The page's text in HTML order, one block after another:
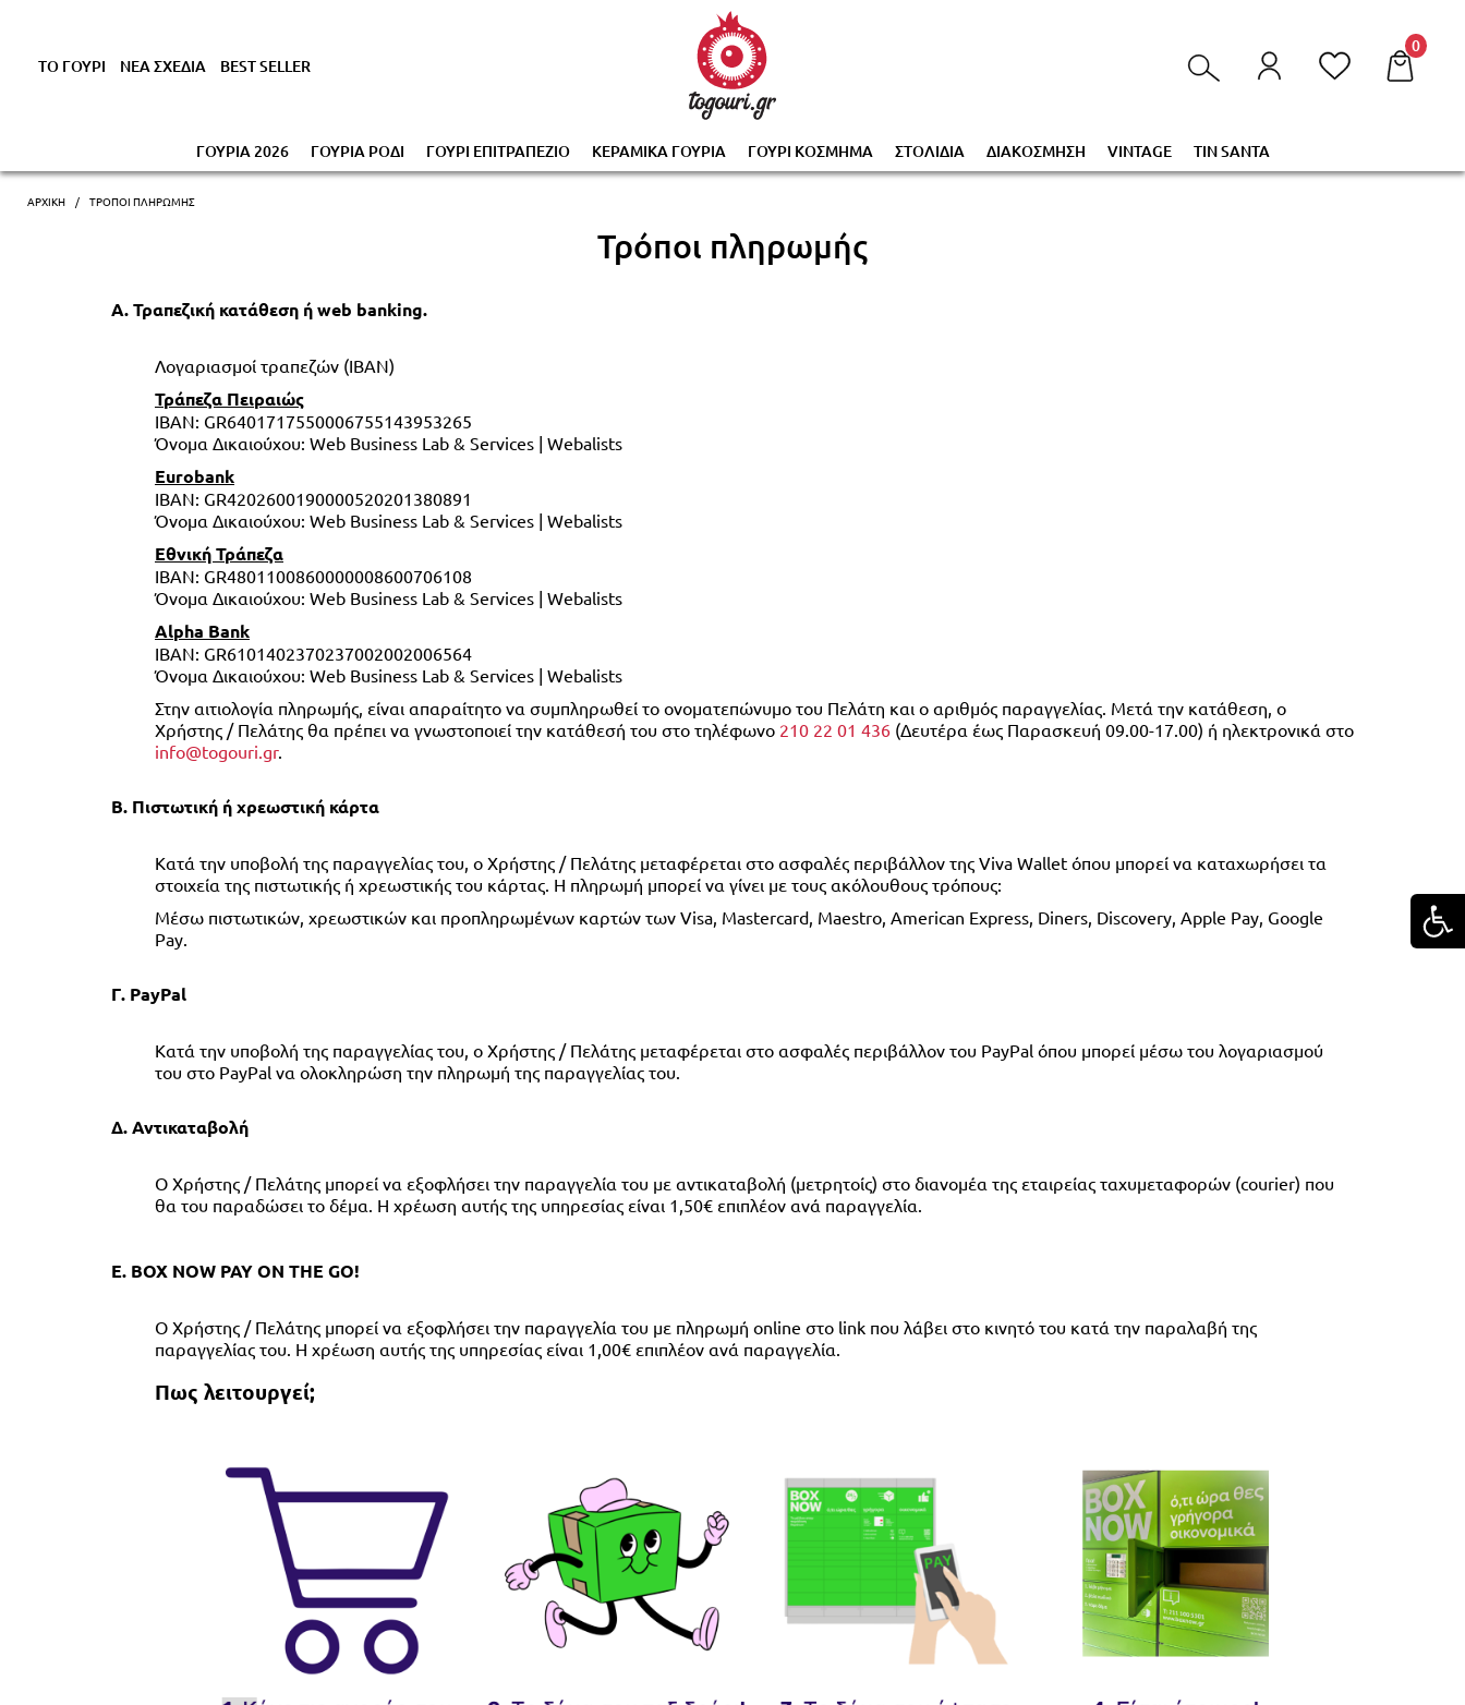
Έκπτωση έως -10% με την αγορά 2 ή περισσότερων γουριών, αυτόματα στο καλάθι σας!
ΤΟ ΓΟΥΡΙ ΝΕΑ ΣΧΕΔΙΑ BEST SELLER
0
ΓΟΥΡΙΑ 2026 ΓΟΥΡΙΑ ΡΟΔΙ ΓΟΥΡΙ ΕΠΙΤΡΑΠΕΖΙΟ ΚΕΡΑΜΙΚΑ ΓΟΥΡΙΑ ΓΟΥΡΙ ΚΟΣΜΗΜΑ ΣΤΟΛΙΔΙΑ ΔΙΑΚΟΣΜΗΣΗ VINTAGE TIN SANTA
ΑΡΧΙΚΗ ΤΡΌΠΟΙ ΠΛΗΡΩΜΉΣ
Τρόποι πληρωμής
Α. Τραπεζική κατάθεση ή web banking.
Λογαριασμοί τραπεζών (IBAN)
Τράπεζα Πειραιώς
IBAN: GR6401717550006755143953265
Όνομα Δικαιούχου: Web Business Lab & Services | Webalists
Eurobank
ΙΒΑΝ: GR4202600190000520201380891
Όνομα Δικαιούχου: Web Business Lab & Services | Webalists
Εθνική Τράπεζα
ΙΒΑΝ: GR4801100860000008600706108
Όνομα Δικαιούχου: Web Business Lab & Services | Webalists
Alpha Bank
IBAN: GR6101402370237002002006564
Όνομα Δικαιούχου: Web Business Lab & Services | Webalists
Στην αιτιολογία πληρωμής, είναι απαραίτητο να συμπληρωθεί το ονοματεπώνυμο του Πελάτη και ο αριθμός παραγγελίας. Μετά την κατάθεση, ο
Χρήστης / Πελάτης θα πρέπει να γνωστοποιεί την κατάθεσή του στο τηλέφωνο 210 22 01 436
info@togouri.gr.
Β. Πιστωτική ή χρεωστική κάρτα
Κατά την υποβολή της παραγγελίας του, ο Χρήστης / Πελάτης μεταφέρεται στο ασφαλές περιβάλλον της Viva Wallet όπου μπορεί να καταχωρήσει τα
στοιχεία της πιστωτικής ή χρεωστικής του κάρτας. Η πληρωμή μπορεί να γίνει με τους ακόλουθους τρόπους:
Μέσω πιστωτικών, χρεωστικών και προπληρωμένων καρτών των Visa, Mastercard, Maestro, American Express, Diners, Discovery, Apple Pay, Google
Pay.
Γ. PayPal
Κατά την υποβολή της παραγγελίας του, ο Χρήστης / Πελάτης μεταφέρεται στο ασφαλές περιβάλλον του PayPal όπου μπορεί μέσω του λογαριασμού
του στο PayPal να ολοκληρώση την πληρωμή της παραγγελίας του.
Δ. Αντικαταβολή
Ο Χρήστης / Πελάτης μπορεί να εξοφλήσει την παραγγελία του με αντικαταβολή (μετρητοίς) στο διανομέα της εταιρείας ταχυμεταφορών (courier) που
θα του παραδώσει το δέμα. Η χρέωση αυτής της υπηρεσίας είναι 1,50€ επιπλέον ανά παραγγελία.
Ε. BOX NOW PAY ON THE GO!
Ο Χρήστης / Πελάτης μπορεί να εξοφλήσει την παραγγελία του με πληρωμή online στο link που λάβει στο κινητό του κατά την παραλαβή της
παραγγελίας του. Η χρέωση αυτής της υπηρεσίας είναι 1,00€ επιπλέον ανά παραγγελία.
Πως λειτουργεί;